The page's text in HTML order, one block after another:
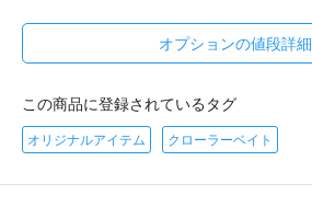
オプションの値段詳細
この商品に登録されているタグ
オリジナルアイテム クローラーベイト